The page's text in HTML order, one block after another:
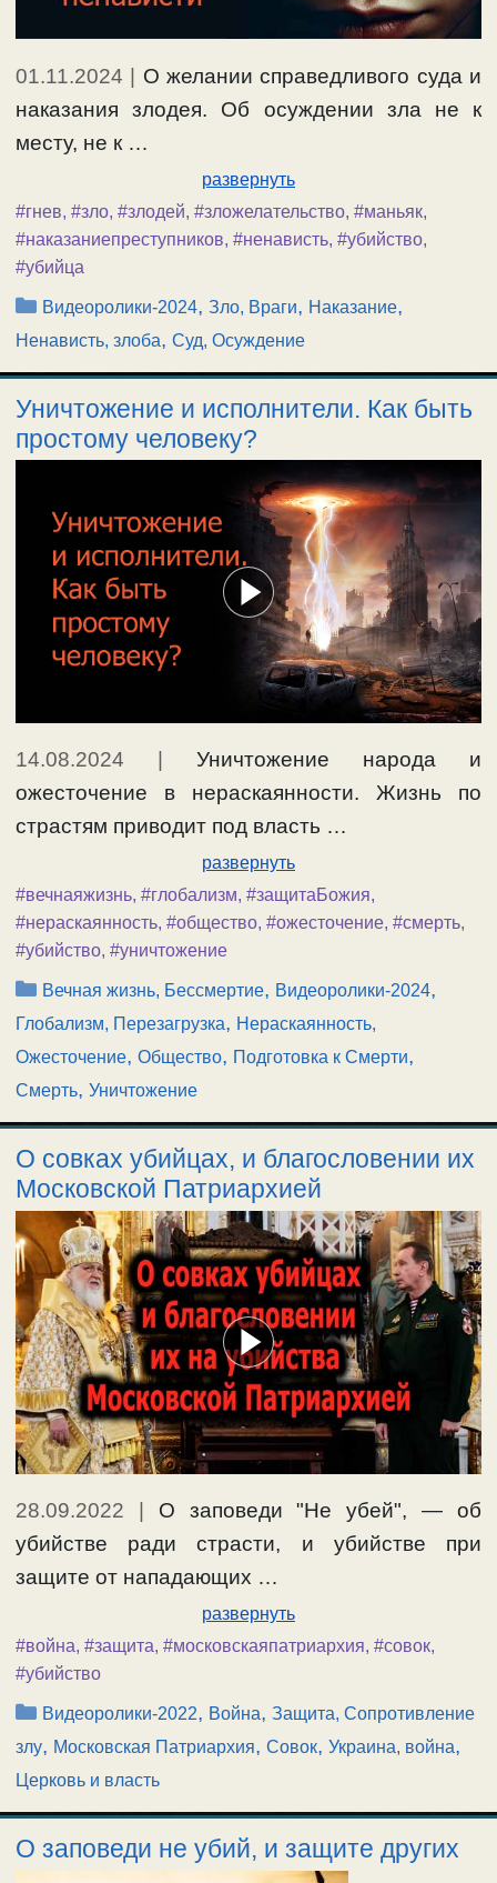
01.11.2024 | О желании справедливого суда и
наказания злодея. Об осуждении зла не к
месту, не к …
развернуть
#гнев, #зло, #злодей, #зложелательство, #маньяк,
#наказаниепреступников, #ненависть, #убийство,
#убийца
Рубрики
Видеоролики-2024,Зло, Враги, Наказание,
Ненависть, злоба, Суд, Осуждение
Уничтожение и исполнители. Как быть
простому человеку?
14.08.2024
Уничтожение народа и
ожесточение в нераскаянности. Жизнь по
страстям приводит под власть …
развернуть
#вечнаяжизнь, #глобализм, #защитаБожия,
#нераскаянность, #общество, #ожесточение, #смерть,
#убийство, #уничтожение
Рубрики
Вечная жизнь, Бессмертие, Видеоролики-2024,
Глобализм, Перезагрузка, Нераскаянность,
Ожесточение, Общество, Подготовка к Смерти,
Смерть, Уничтожение
О совках убийцах, и благословении их
Московской Патриархией
28.09.2022
О заповеди "Не убей", — об
убийстве ради страсти, и убийстве при
защите от нападающих …
развернуть
#война, #защита, #московскаяпатриархия, #совок,
#убийство
Рубрики
Видеоролики-2022, Война,Защита, Сопротивление
злу, Московская Патриархия, Совок, Украина, война,
Церковь и власть
О заповеди не убий, и защите других